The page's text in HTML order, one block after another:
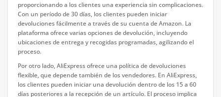
proporcionando a los clientes una experiencia sin complicaciones.
Con un período de 30 días, los clientes pueden iniciar
devoluciones fácilmente a través de su cuenta de Amazon. La
plataforma ofrece varias opciones de devolución, incluyendo
ubicaciones de entrega y recogidas programadas, agilizando el
proceso.
Por otro lado, AliExpress ofrece una política de devoluciones
flexible, que depende también de los vendedores. En AliExpress,
los clientes pueden iniciar una devolución dentro de los 15 a 60
días posteriores a la recepción de un artículo. El proceso implica